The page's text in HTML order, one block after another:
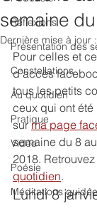
Réflexions
Présentation des
Constellations
Au quotidien
Pratique
Vidéo
Poésie
Méditations
semaine
Dernière mise à jour :
Pour celles et
d’accès
tous les petits
ceux qui ont
sur ma page
semaine du 8
2018.
quotidien.
Lundi 8